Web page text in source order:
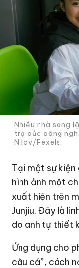
Nhiều nhà sáng
trợ của công
Nilov/Pexels.
Tại một sự
hình ảnh một
xuất hiện trên
Junjiu. Đây là
do anh tự thiết
Ứng dụng cho
câu cá”, cách